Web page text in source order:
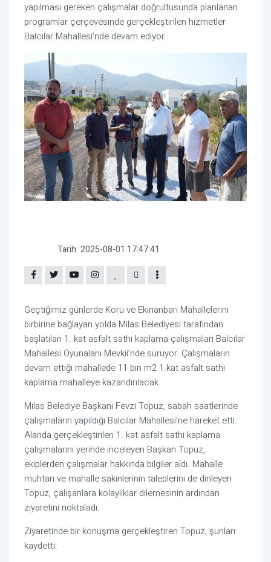
yapılması gereken çalışmalar doğrultusunda planlanan
programlar çerçevesinde gerçekleştirilen hizmetler
Balcılar Mahallesi’nde devam ediyor.
Tarih: 2025-08-01 17:47:41
Geçtiğimiz günlerde Koru ve Ekinanbarı Mahallelerini
birbirine bağlayan yolda Milas Belediyesi tarafından
başlatılan 1. kat asfalt sathi kaplama çalışmaları Balcılar
Mahallesi Oyunalanı Mevkii’nde sürüyor. Çalışmaların
devam ettiği mahallede 11 bin m2 1.kat asfalt sathi
kaplama mahalleye kazandırılacak.
Milas Belediye Başkanı Fevzi Topuz, sabah saatlerinde
çalışmaların yapıldığı Balcılar Mahallesi’ne hareket etti.
Alanda gerçekleştirilen 1. kat asfalt sathi kaplama
çalışmalarını yerinde inceleyen Başkan Topuz,
ekiplerden çalışmalar hakkında bilgiler aldı. Mahalle
muhtarı ve mahalle sakinlerinin taleplerini de dinleyen
Topuz, çalışanlara kolaylıklar dilemesinin ardından
ziyaretini noktaladı.
Ziyaretinde bir konuşma gerçekleştiren Topuz, şunları
kaydetti: